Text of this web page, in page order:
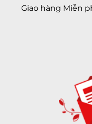
Giao hàng Miễn